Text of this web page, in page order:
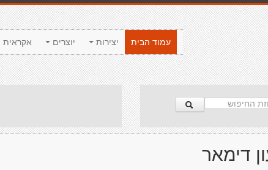
אקראית יוצרים יצירות עמוד הבית
דימאר